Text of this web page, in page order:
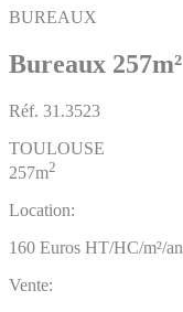
BUREAUX
Bureaux 257m²
Réf. 31.3523
TOULOUSE
257m2
Location:
160 Euros HT/HC/m²/an
Vente: